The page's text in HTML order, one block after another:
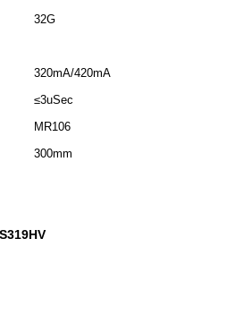
32G
320mA/420mA
≤3uSec
MR106
300mm